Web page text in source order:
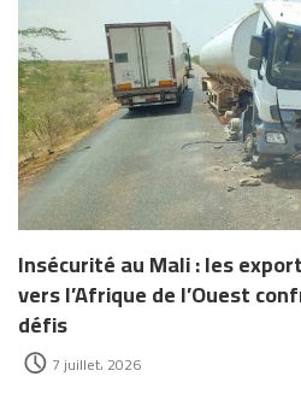
Insécurité au Mali : les
vers l’Afrique de l’Ouest
défis
7 juillet، 2026